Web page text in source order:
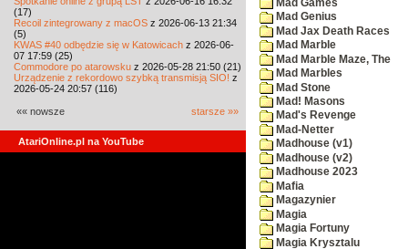
(17)
Recoil zintegrowany z macOS z 2026-06-13 21:34
(5)
KWAS #40 odbędzie się w Katowicach z 2026-06-
07 17:59 (25)
Commodore po atarowsku z 2026-05-28 21:50 (21)
Urządzenie z rekordowo szybką transmisją SIO! z
2026-05-24 20:57 (116)
«« nowsze starsze »»
AtariOnline.pl na YouTube
Mad Games
Mad Genius
Mad Jax Death Races
Mad Marble
Mad Marble Maze, The
Mad Marbles
Mad Stone
Mad! Masons
Mad's Revenge
Mad-Netter
Madhouse (v1)
Madhouse (v2)
Madhouse 2023
Mafia
Magazynier
Magia
Magia Fortuny
Magia Krysztalu